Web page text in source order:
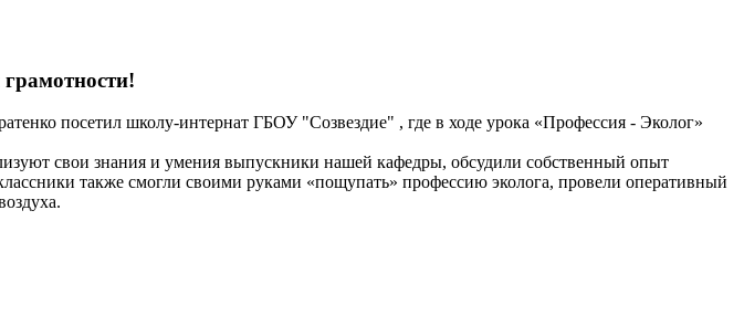
посетил школу-интернат ГБОУ "Созвездие" , где в ходе урока «Профессия - Эколог»
свои знания и умения выпускники нашей кафедры, обсудили собственный опыт
также смогли своими руками «пощупать» профессию эколога, провели оперативный